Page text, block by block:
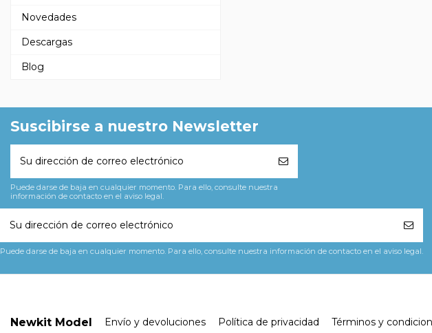
Novedades
Descargas
Blog
Suscibirse a nuestro Newsletter
Puede darse de baja en cualquier momento. Para ello, consulte nuestra
información de contacto en el aviso legal.
Puede darse de baja en cualquier momento. Para ello, consulte nuestra información de contacto en el aviso legal.
Newkit Model Envío y devoluciones Política de privacidad Términos y